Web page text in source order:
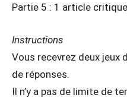
Partie 5 : 1 article
Instructions
Vous recevrez deux jeux
de réponses.
Il n’y a pas de limite de